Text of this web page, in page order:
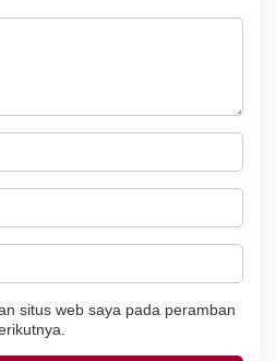
situs web saya pada peramban